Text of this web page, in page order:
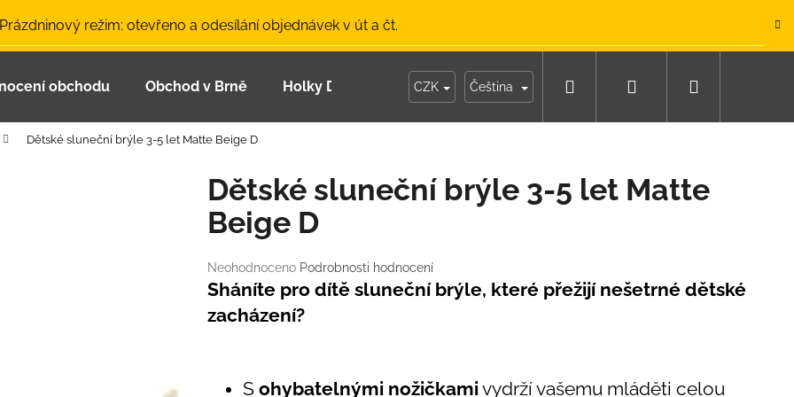
režim: otevřeno a odesílání objednávek v út a čt.
obchodu Obchod v Brně Holky Dupeťačky Moje objednávka
CZK Čeština Hledat Přihlášení
Dětské sluneční brýle 3-5 let Matte Beige D
Průměrné
hodnocení
produktu
je
hvězdiček.
Neohodnoceno Podrobnosti hodnocení
Dětské sluneční brýle 3-5 let Matte
Beige D
Sháníte pro dítě sluneční brýle, které přežijí nešetrné dětské
zacházení?
S ohybatelnými nožičkamivydrží vašemu mláděti celou
Co potřebujete najít?
LETNÍ ČEPICE UV 30 SVĚTLE MODRÁ
BAMBUSOVÉ TRIKO NÁMOŘNICKÉ